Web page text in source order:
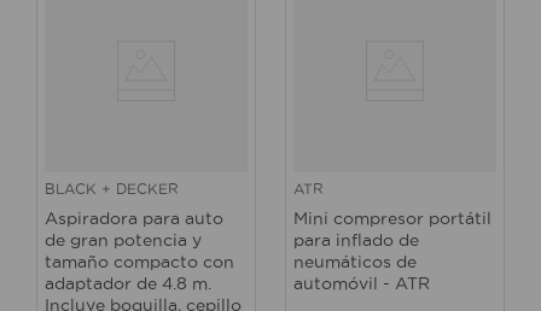
BLACK + DECKER
Aspiradora para auto
de gran potencia y
tamaño compacto con
adaptador de 4.8 m.
Incluye boquilla, cepillo
ATR
Mini compresor portátil
para inflado de
neumáticos de
automóvil - ATR